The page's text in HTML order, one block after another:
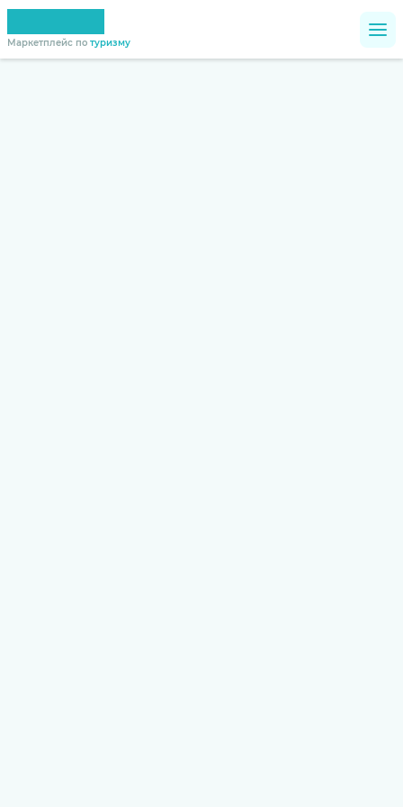
Маркетплейс по туризму